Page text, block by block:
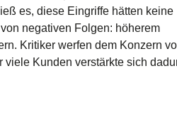
es, diese Eingriffe hätten keine
negativen Folgen: höherem
Kritiker werfen dem Konzern
Kunden verstärkte sich